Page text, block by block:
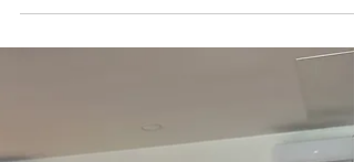
cycling&fitness è proprio quello che fa per te!
circondato da persone motivate, in un
propria tendenza, e io sono qui per raccontarti
tutto quello che devi sapere per iniziare subito.